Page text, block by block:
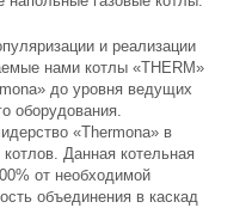
и реализации
нами котлы «THERM»
до уровня ведущих
оборудования.
«Thermona» в
Данная котельная
от необходимой
объединения в каскад